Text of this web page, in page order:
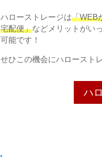
ハローストレージは「WEB
宅配便」などメリットがい
可能です！
せひこの機会にハロースト
ハ